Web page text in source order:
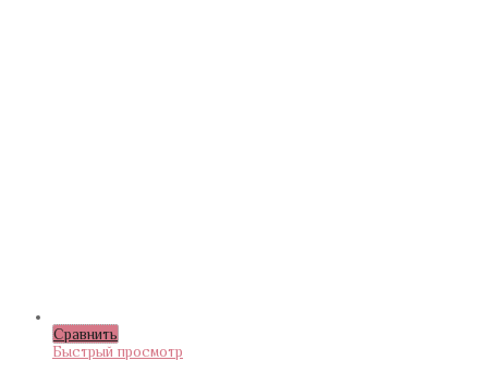
Сравнить
Быстрый просмотр